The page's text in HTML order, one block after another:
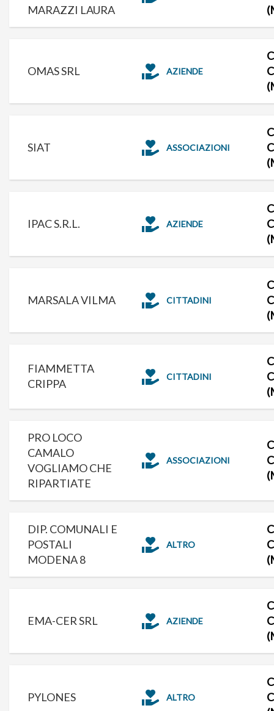
MARAZZI LAURA
OMAS SRL AZIENDE
SIAT ASSOCIAZIONI
IPAC S.R.L. AZIENDE
MARSALA VILMA CITTADINI
FIAMMETTA
CRIPPA
CITTADINI
PRO LOCO
CAMALO
VOGLIAMO CHE
RIPARTIATE
ASSOCIAZIONI
DIP. COMUNALI E
POSTALI
MODENA 8
ALTRO
EMA-CER SRL AZIENDE
PYLONES ALTRO